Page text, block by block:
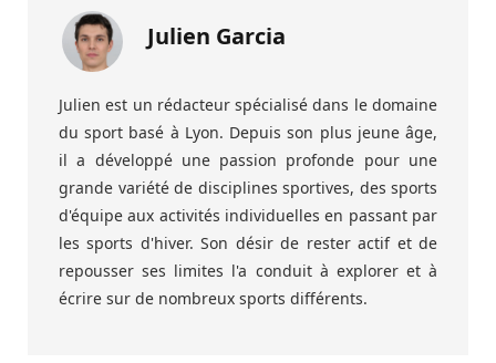
Julien Garcia
Julien est un rédacteur spécialisé dans le domaine
du sport basé à Lyon. Depuis son plus jeune âge,
il a développé une passion profonde pour une
grande variété de disciplines sportives, des sports
d'équipe aux activités individuelles en passant par
les sports d'hiver. Son désir de rester actif et de
repousser ses limites l'a conduit à explorer et à
écrire sur de nombreux sports différents.